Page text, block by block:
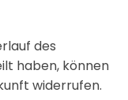
des
haben, können
widerrufen.